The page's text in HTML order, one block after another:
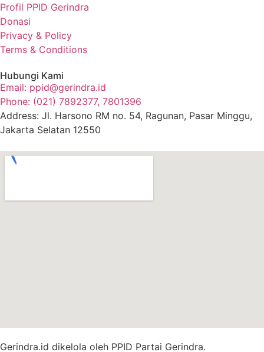
Profil PPID Gerindra
Donasi
Privacy & Policy
Terms & Conditions
Hubungi Kami
Email: ppid@gerindra.id
Phone: (021) 7892377, 7801396
Address: Jl. Harsono RM no. 54, Ragunan, Pasar Minggu,
Jakarta Selatan 12550
Gerindra.id dikelola oleh PPID Partai Gerindra.